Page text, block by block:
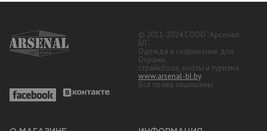
© 2011-2024 СООО “Арсенал-
БЛ”.
Одежда и снаряжение для
Охраны,
страйкбола, охоты и туризма.
www.arsenal-bl.by.
Все права защищены.